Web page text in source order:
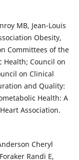
MB, Jean-Louis
Obesity,
Committees of the
Health; Council on
on Clinical
and Quality:
Health: A
Association.
Cheryl
Randi E,